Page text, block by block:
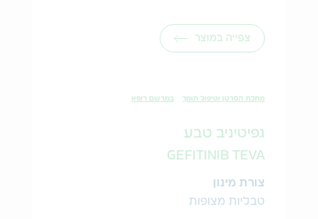
צפייה במוצר
מחלת הסרטן וטיפול תומך במרשם רופא
גפיטיניב טבע
GEFITINIB TEVA
צורת מינון
טבליות מצופות